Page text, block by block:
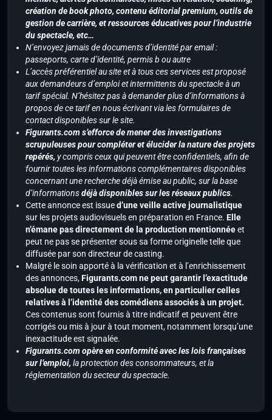
création de book photo, contenu éditorial premium, outils de
gestion de carrière, et ressources éducatives pour l’industrie
du spectacle, etc…
N’envoyez jamais de documents d’identité par email :
passeports, carte d’identité, permis b ou autre
L’accès préférentiel au site et à tous ces services est proposé
aux demandeurs d’emploi et intermittents du spectacle à un
tarif spécial. N’hésitez pas à demander plus d’informations à
propos de ce tarif en nous écrivant via les formulaires de
contact disponibles sur le site.
Figurants.com s’efforce de mener des investigations
scrupuleuses pour compléter et élucider la nature des projets
repérés, y compris ceux qui peuvent être confidentiels, afin de
fournir toutes les informations complémentaires disponibles
concernant une recherche déjà émise au public, sur la base
d’informationsdéjà disponibles sur les réseaux publics.
Cette annonce est issued’une veille active journalistique
sur les projets audiovisuels en préparation en France. Elle
n’émane pas directement de la production mentionnéeet
peut ne pas se présenter sous sa forme originelle telle que
diffusée par son directeur de casting.
Malgré le soin apporté à la vérification et à l’enrichissement
des annonces,Figurants.com ne peut garantir l’exactitude
absolue de toutes les informations, en particulier celles
relatives à l’identité des comédiens associés à un projet.
Ces contenus sont fournis à titre indicatif et peuvent être
corrigés ou mis à jour à tout moment, notamment lorsqu’une
inexactitude est signalée.
Figurants.com opère en conformité avec les lois françaises
sur l’emploi, la protection des consommateurs, et la
réglementation du secteur du spectacle.